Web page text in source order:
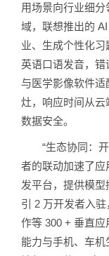
用场景向行业细
域，联想推出的
业、生成个性化
英语口语发音，错
与医学影像软件
灶，响应时间从云
数据安全。
“生态协同：开
者的联动加速了
发平台，提供模
引 2 万开发者入
作等 300 + 垂直
能力与手机、车